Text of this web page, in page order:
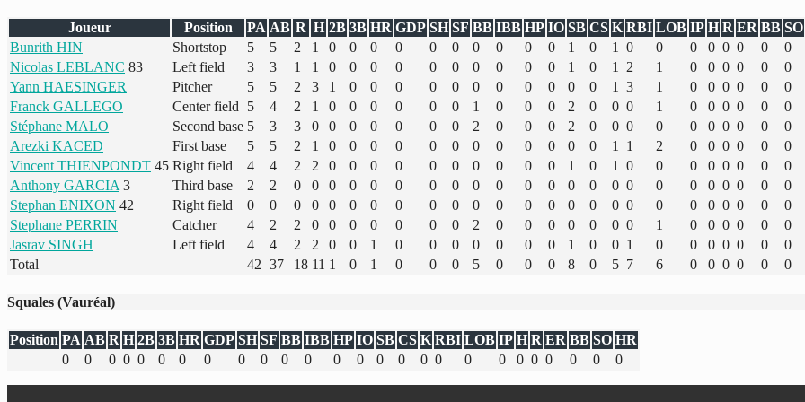
Joueur Position PA AB R H 2B 3B HR GDP SH SF BB IBB HP IO SB CS K RBI LOB IP H R ER BB SO
Bunrith HIN
Shortstop 5 5 2 1 0 0 0 0 0 0 0 0 0 0 1 0 1 0 0 0 0 0 0 0 0
Nicolas LEBLANC 83 Left field 3 3 1 1 0 0 0 0 0 0 0 0 0 0 1 0 1 2 1 0 0 0 0 0 0
Yann HAESINGER
Pitcher 5 5 2 3 1 0 0 0 0 0 0 0 0 0 0 0 1 3 1 0 0 0 0 0 0
Franck GALLEGO
Center field 5 4 2 1 0 0 0 0 0 0 1 0 0 0 2 0 0 0 1 0 0 0 0 0 0
Stéphane MALO
Second base 5 3 3 0 0 0 0 0 0 0 2 0 0 0 2 0 0 0 0 0 0 0 0 0 0
Arezki KACED
First base 5 5 2 1 0 0 0 0 0 0 0 0 0 0 0 0 1 1 2 0 0 0 0 0 0
Vincent THIENPONDT 45 Right field 4 4 2 2 0 0 0 0 0 0 0 0 0 0 1 0 1 0 0 0 0 0 0 0 0
Anthony GARCIA 3 Third base 2 2 0 0 0 0 0 0 0 0 0 0 0 0 0 0 0 0 0 0 0 0 0 0 0
Stephan ENIXON 42 Right field 0 0 0 0 0 0 0 0 0 0 0 0 0 0 0 0 0 0 0 0 0 0 0 0 0
Stephane PERRIN
Catcher 4 2 2 0 0 0 0 0 0 0 2 0 0 0 0 0 0 0 1 0 0 0 0 0 0
Jasrav SINGH
Left field 4 4 2 2 0 0 1 0 0 0 0 0 0 0 1 0 0 1 0 0 0 0 0 0 0
Total
42 37 18 11 1 0 1 0 0 0 5 0 0 0 8 0 5 7 6 0 0 0 0 0 0
Squales (Vauréal)
Position PA AB R H 2B 3B HR GDP SH SF BB IBB HP IO SB CS K RBI LOB IP H R ER BB SO HR
0
0 0 0 0 0 0 0 0 0 0 0 0 0 0 0 0 0 0 0 0 0 0 0 0 0